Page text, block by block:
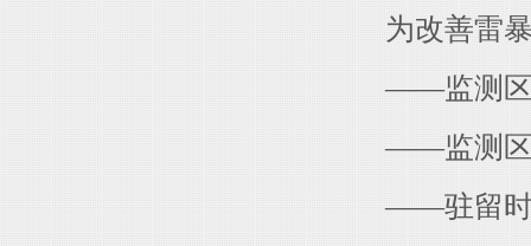
为改善雷暴
——监测区域
——监测区
——驻留时